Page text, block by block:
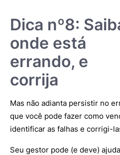
Dica nº8:
onde está
errando, e
corrija
Mas não adianta persistir no
que você pode fazer como
identificar as falhas e corrigi-
Seu gestor pode (e deve)